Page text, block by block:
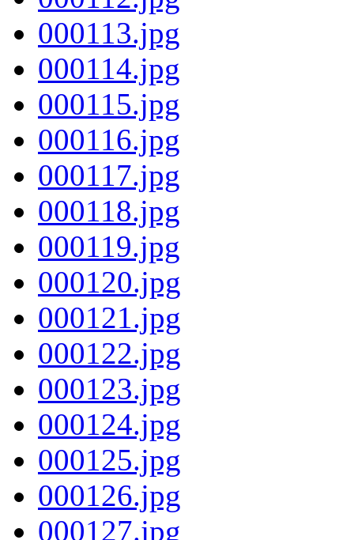
000113.jpg
000114.jpg
000115.jpg
000116.jpg
000117.jpg
000118.jpg
000119.jpg
000120.jpg
000121.jpg
000122.jpg
000123.jpg
000124.jpg
000125.jpg
000126.jpg
000127.jpg